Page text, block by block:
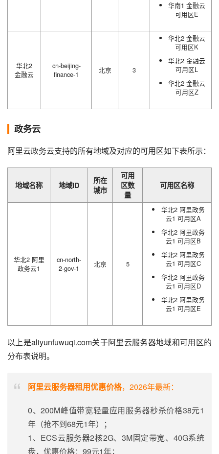
华南1 金融云
可用区E
华北2
金融云
cn-beijing-
finance-1
北京 3
华北2 金融云
可用区K
华北2 金融云
可用区L
华北2 金融云
可用区Z
政务云
阿里云政务云支持的所有地域及对应的可用区如下表所示：
地域名称 地域ID
所在
城市
可用
区数
量
可用区名称
华北2 阿里
政务云1
cn-north-
2-gov-1
北京 5
华北2 阿里政务
云1 可用区A
华北2 阿里政务
云1 可用区B
华北2 阿里政务
云1 可用区C
华北2 阿里政务
云1 可用区D
华北2 阿里政务
云1 可用区E
以上是aliyunfuwuqi.com关于阿里云服务器地域和可用区的
分布表说明。
阿里云服务器租用优惠价格，2026年最新：
0、200M峰值带宽轻量应用服务器秒杀价格38元1
年（抢不到68元1年）；
1、ECS云服务器2核2G、3M固定带宽、40G系统
盘，优惠价格：99元1年；